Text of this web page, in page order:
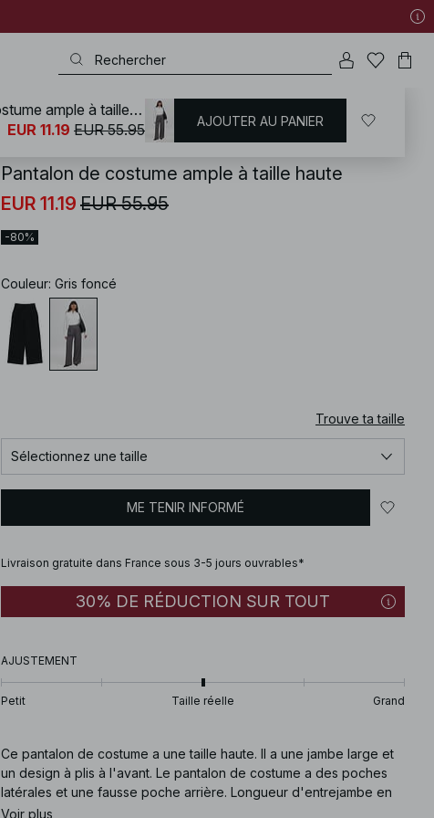
NA-KD / Pantalons Pantalons à taille haut
Pantalon de costume ample à taille haute
EUR 11.19 EUR 55.95
-80%
Couleur: Gris foncé
Trouve ta taille
Sélectionnez une taille
ME TENIR INFORMÉ
Livraison gratuite dans France sous 3-5 jours ouvrables*
30% DE RÉDUCTION SUR TOUT
AJUSTEMENT
Petit Taille réelle Grand
Ce pantalon de costume a une taille haute. Il a une jambe large et
un design à plis à l'avant. Le pantalon de costume a des poches
latérales et une fausse poche arrière. Longueur d'entrejambe en
taille 36 : 81 cm / 31.88 in. Ce pantalon de costume est disponible
Voir plus
Pantalon de costume ample à taille haute
EUR 11.19 EUR 55.95 AJOUTER AU PANIER